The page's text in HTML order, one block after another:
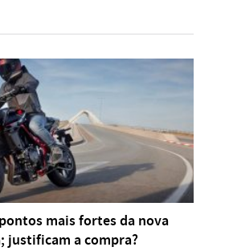
mais fortes da nova
justificam a compra?